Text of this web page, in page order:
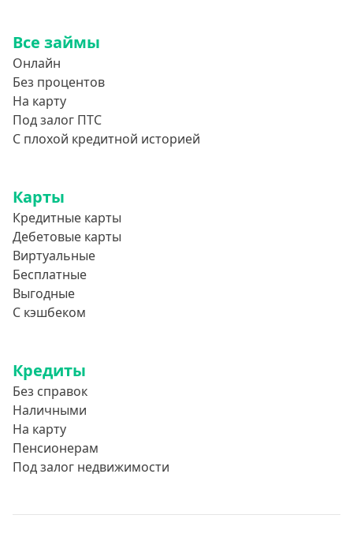
Все займы
Онлайн
Без процентов
На карту
Под залог ПТС
С плохой кредитной историей
Карты
Кредитные карты
Дебетовые карты
Виртуальные
Бесплатные
Выгодные
С кэшбеком
Кредиты
Без справок
Наличными
На карту
Пенсионерам
Под залог недвижимости